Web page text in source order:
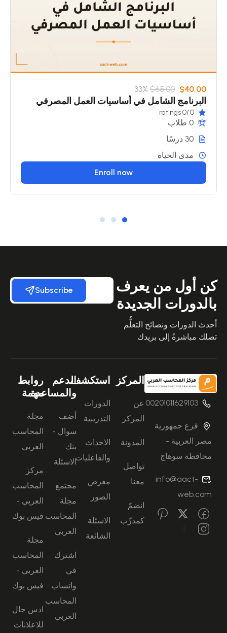
$65.00 $40.00
33%
البرنامج الشامل في أساسيات العمل المصرفي
0
/0 ratings
0 طلاب
30 درسًا
مدى الحياة
Enroll now
كن أول من يعرف
بالدورات الجديدة
أحدث الدورات ونصائح التعلُّم
تصلك مباشرةً إلى بريدك
Subscribe
00201011629103
فرع جمهورية
مصر العربية -
محافظة سوهاج
info@aact-
web.com
المركز
عن
المركز
المدونة
تواصل
معنا
انضمّ
كمدرِّب
استكشف
الدورات
التدريبية
الاحداث
والفاعليات
معرض
الصور
الاسئلة
الشائعة
الدعم
والمساعدة
أضف
سوال -
بنك
الاسئلة
مجتمع
مجلة
المحاسب
العربي
اشترك
في
واتساب
المحاسب
العربي
روابط
مهمة
مجلة
المحاسب
العربي
مركز
المحاسب
العربي -
فيس بوك
مجلة
المحاسب
العربي -
فيس بوك
ادس جال
للاعلانات